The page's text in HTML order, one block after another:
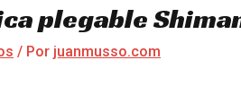
plegable
/ Por juanmusso.com